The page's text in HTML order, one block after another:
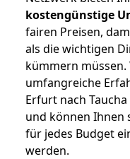
kostengünstige
fairen Preisen,
als die wichtigen
kümmern
umfangreiche
Erfurt nach
und können Ihnen
für jedes Budget
werden.